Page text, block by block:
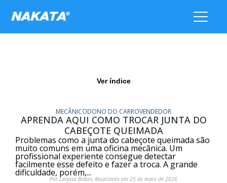
Ver índice
MECÂNICODONO DO CARROVENDEDOR
APRENDA AQUI COMO TROCAR JUNTA DO
CABEÇOTE QUEIMADA
Problemas como a junta do cabeçote queimada são
muito comuns em uma oficina mecânica. Um
profissional experiente consegue detectar
facilmente esse defeito e fazer a troca. A grande
dificuldade, porém,...
Por Laryssa Biston, Atualizado em 25 de maio de 2026